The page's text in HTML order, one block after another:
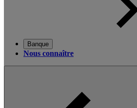
Banque
Nous connaître